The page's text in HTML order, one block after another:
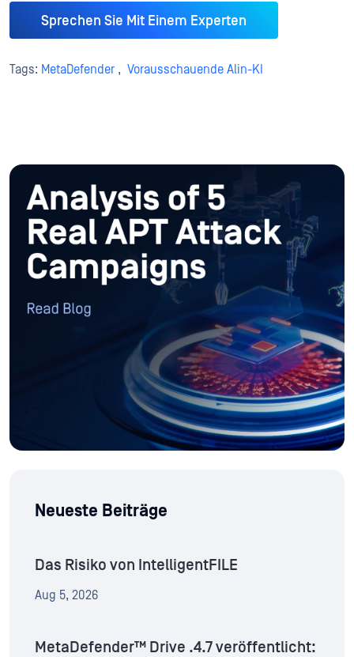
Sprechen Sie Mit Einem Experten
Tags: MetaDefender , Vorausschauende Alin-KI
Neueste Beiträge
Das Risiko von IntelligentFILE
Aug 5, 2026
MetaDefender™ Drive .4.7 veröffentlicht: